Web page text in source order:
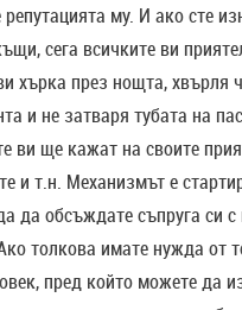
репутацията му. И ако сте
сега всичките ви
хърка през нощта, хвърля
и не затваря тубата на
ви ще кажат на своите
и т.н. Механизмът е
да обсъждате съпруга си с
толкова имате нужда от
пред който можете да